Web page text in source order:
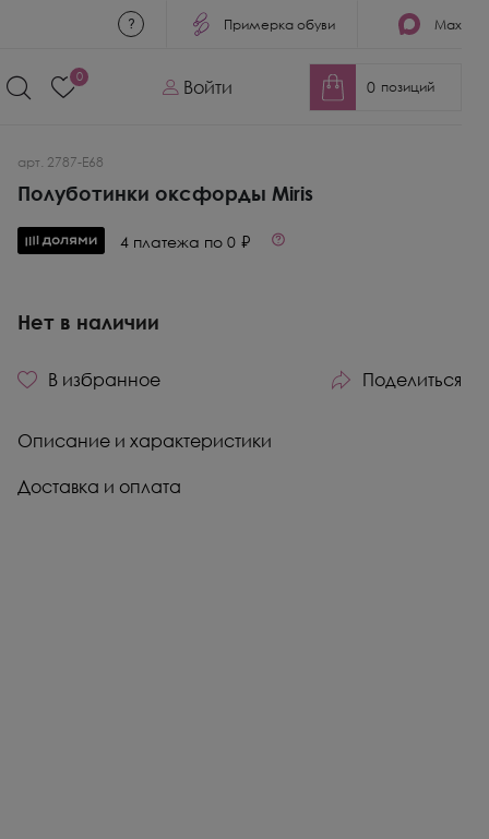
Примерка обуви Max
0
Войти 0 позиций
арт. 2787-E68
Полуботинки оксфорды Miris
4 платежа по 0 ₽
Нет в наличии
В избранное Поделиться
Описание и характеристики
Доставка и оплата